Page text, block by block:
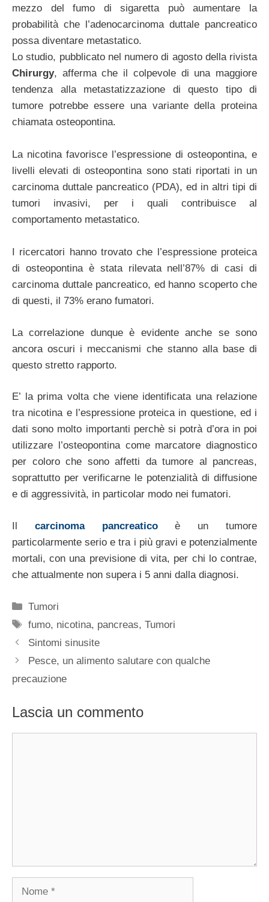
mezzo del fumo di sigaretta può aumentare la
probabilità che l’adenocarcinoma duttale pancreatico
possa diventare metastatico.
Lo studio, pubblicato nel numero di agosto della rivista
Chirurgy, afferma che il colpevole di una maggiore
tendenza alla metastatizzazione di questo tipo di
tumore potrebbe essere una variante della proteina
chiamata osteopontina.
La nicotina favorisce l’espressione di osteopontina, e
livelli elevati di osteopontina sono stati riportati in un
carcinoma duttale pancreatico (PDA), ed in altri tipi di
tumori invasivi, per i quali contribuisce al
comportamento metastatico.
I ricercatori hanno trovato che l’espressione proteica
di osteopontina è stata rilevata nell’87% di casi di
carcinoma duttale pancreatico, ed hanno scoperto che
di questi, il 73% erano fumatori.
La correlazione dunque è evidente anche se sono
ancora oscuri i meccanismi che stanno alla base di
questo stretto rapporto.
E’ la prima volta che viene identificata una relazione
tra nicotina e l’espressione proteica in questione, ed i
dati sono molto importanti perchè si potrà d’ora in poi
utilizzare l’osteopontina come marcatore diagnostico
per coloro che sono affetti da tumore al pancreas,
soprattutto per verificarne le potenzialità di diffusione
e di aggressività, in particolar modo nei fumatori.
Il carcinoma pancreaticoè un tumore
particolarmente serio e tra i più gravi e potenzialmente
mortali, con una previsione di vita, per chi lo contrae,
che attualmente non supera i 5 anni dalla diagnosi.
Categorie
Tumori
Tag
fumo, nicotina, pancreas,Tumori
Sintomi sinusite
Pesce, un alimento salutare con qualche
precauzione
Lascia un commento
Nome